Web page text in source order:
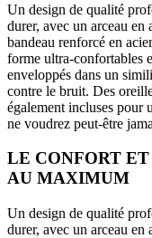
Un design de qualité
durer, avec un arceau
bandeau renforcé en
forme ultra-confortables
enveloppés dans un
contre le bruit. Des
également incluses pour
ne voudrez peut-être
LE CONFORT ET
AU MAXIMUM
Un design de qualité
durer, avec un arceau